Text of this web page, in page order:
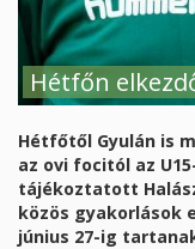
Hétfőn
Hétfőtől Gyulán is
az ovi focitól az
tájékoztatott
közös gyakorlások
június 27-ig